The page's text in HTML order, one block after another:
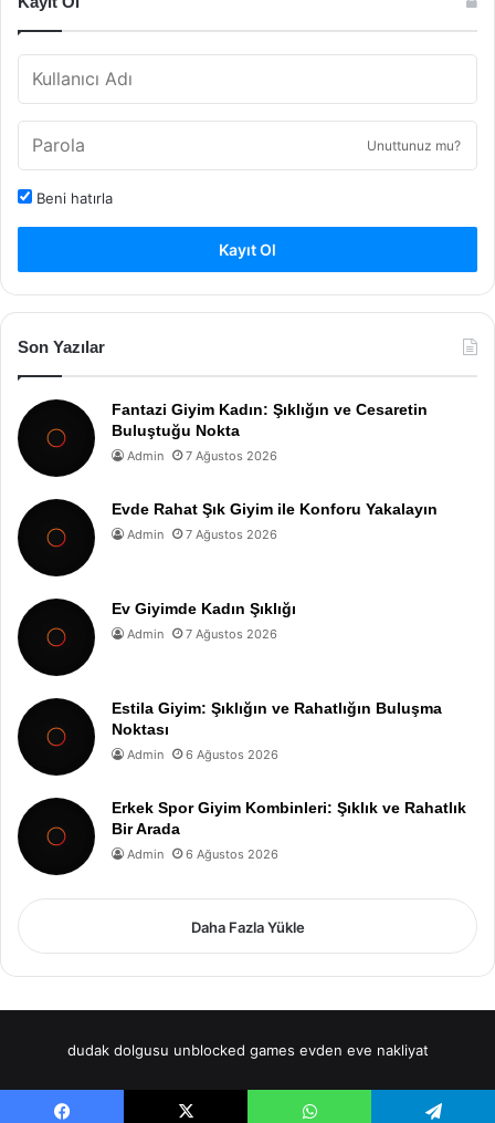
Unuttunuz mu?
Beni hatırla
Kayıt Ol
Son Yazılar
Fantazi Giyim Kadın: Şıklığın ve Cesaretin
Buluştuğu Nokta
Admin 7 Ağustos 2026
Evde Rahat Şık Giyim ile Konforu Yakalayın
Admin 7 Ağustos 2026
Ev Giyimde Kadın Şıklığı
Admin 7 Ağustos 2026
Estila Giyim: Şıklığın ve Rahatlığın Buluşma
Noktası
Admin 6 Ağustos 2026
Erkek Spor Giyim Kombinleri: Şıklık ve Rahatlık
Bir Arada
Admin 6 Ağustos 2026
Daha Fazla Yükle
dudak dolgusu unblocked games evden eve nakliyat